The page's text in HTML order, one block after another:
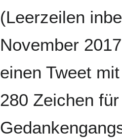
(Leerzeilen
November
einen Tweet
280 Zeichen